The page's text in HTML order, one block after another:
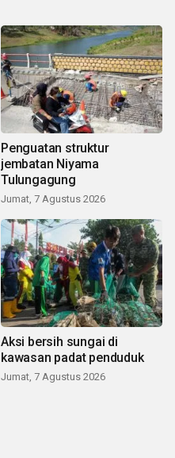
Penguatan struktur
jembatan Niyama
Tulungagung
Jumat, 7 Agustus 2026
Aksi bersih sungai di
kawasan padat penduduk
Jumat, 7 Agustus 2026